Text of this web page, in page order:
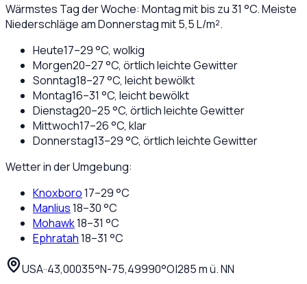
Wärmstes Tag der Woche: Montag mit bis zu 31 °C. Meiste
Niederschläge am Donnerstag mit 5,5 L/m².
Heute17–29°C, wolkig
Morgen20–27°C, örtlich leichte Gewitter
Sonntag18–27°C, leicht bewölkt
Montag16–31 °C, leicht bewölkt
Dienstag20–25°C, örtlich leichte Gewitter
Mittwoch17–26°C, klar
Donnerstag13–29°C, örtlich leichte Gewitter
Wetter in der Umgebung:
Knoxboro17–29°C
Manlius18–30°C
Mohawk18–31 °C
Ephratah18–31 °C
USA··43,00035°N-75,49990°O|285m ü. NN